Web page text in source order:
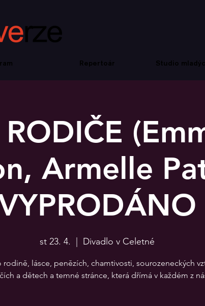
Repertoár Studio
Armelle
st 23. 4. Divadlo v Celetné
lásce, penězích, chamtivosti, sourozeneckých
a dětech a temné stránce, která dřímá v každém z